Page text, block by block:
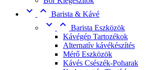
  Barista & Kávé
  Barista Eszközök
Kávégép Tartozékok
Alternatív kávékészítés
Mérő Eszközök
Kávés Csészék-Poharak